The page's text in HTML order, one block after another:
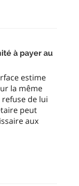
à payer au
estime
la même
de lui
peut
aux